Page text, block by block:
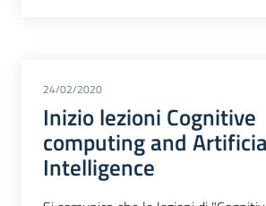
24/02/2020
Inizio lezioni Cognitive
computing and
Intelligence